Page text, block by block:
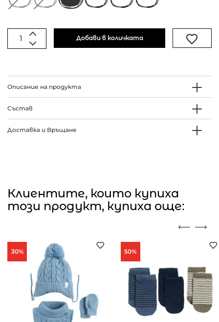
Добави в количката
Описание на продукта
Състав
Доставка и Връщане
Клиентите, които купиха
този продукт, купиха още:
30% 50%